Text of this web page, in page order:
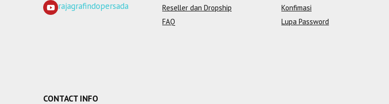
rajagrafindopersada
Reseller dan Dropship
FAQ
Konfimasi
Lupa Password
CONTACT INFO